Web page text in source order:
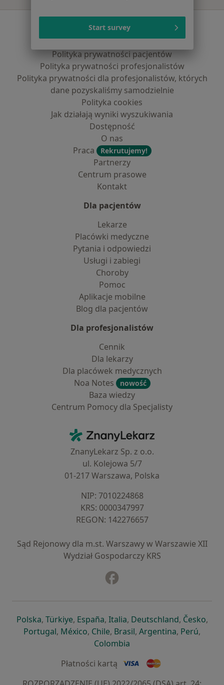
Serwis
Regulamin
Polityka prywatności pacjentów
Polityka prywatności profesjonalistów
Polityka prywatności dla profesjonalistów, których
dane pozyskaliśmy samodzielnie
Polityka cookies
Jak działają wyniki wyszukiwania
Dostępność
O nas
Praca
Rekrutujemy!
Partnerzy
Centrum prasowe
Kontakt
Dla pacjentów
Lekarze
Placówki medyczne
Pytania i odpowiedzi
Usługi i zabiegi
Choroby
Pomoc
Aplikacje mobilne
Blog dla pacjentów
Dla profesjonalistów
Cennik
Dla lekarzy
Dla placówek medycznych
Noa Notes
nowość
Baza wiedzy
Centrum Pomocy dla Specjalisty
ZnanyLekarz - Strona główna
ZnanyLekarz Sp. z o.o.
ul. Kolejowa 5/7
01-217 Warszawa, Polska
NIP: ⁠7010224868
KRS: ⁠0000347997
REGON: ⁠142276657
Sąd Rejonowy dla m.st. Warszawy w Warszawie XII
Wydział Gospodarczy KRS
Polskaotwiera się w nowej karcie
, Türkiyeotwiera się w nowej karcie
, Españaotwiera się w nowej karcie
, Italiaotwiera się w nowej
, Deutschlandotwiera się
, Česko,
Portugalotwiera się w nowej karcie
, Méxicootwiera się w nowej karcie
, Chileotwiera się w nowej karcie
, Brasilotwiera się w nowej
, Argentinaotwiera się
, Perú,
Colombia
Płatności kartą
Start survey